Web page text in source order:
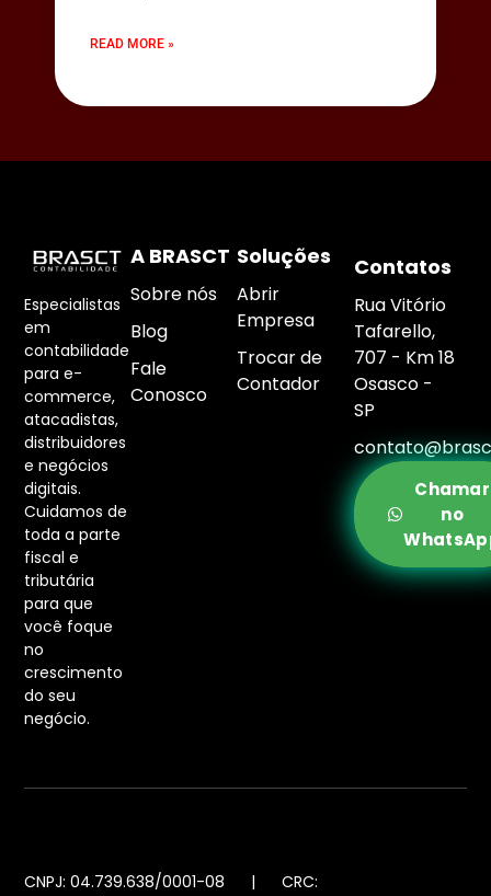
READ MORE »
Especialistas
em
contabilidade
para e-
commerce,
atacadistas,
distribuidores
e negócios
digitais.
Cuidamos de
toda a parte
fiscal e
tributária
para que
você foque
no
crescimento
do seu
negócio.
A BRASCT
Sobre nós
Blog
Fale
Conosco
Soluções
Abrir
Empresa
Trocar de
Contador
Contatos
Rua Vitório
Tafarello,
707 - Km 18
Osasco -
SP
Chamar
no
CNPJ: 04.739.638/0001-08 | CRC: